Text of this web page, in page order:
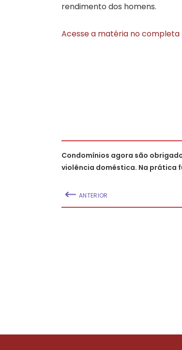
rendimento dos homens.
Acesse a matéria no completa
Condomínios agora são
violência doméstica. Na prática
ANTERIOR